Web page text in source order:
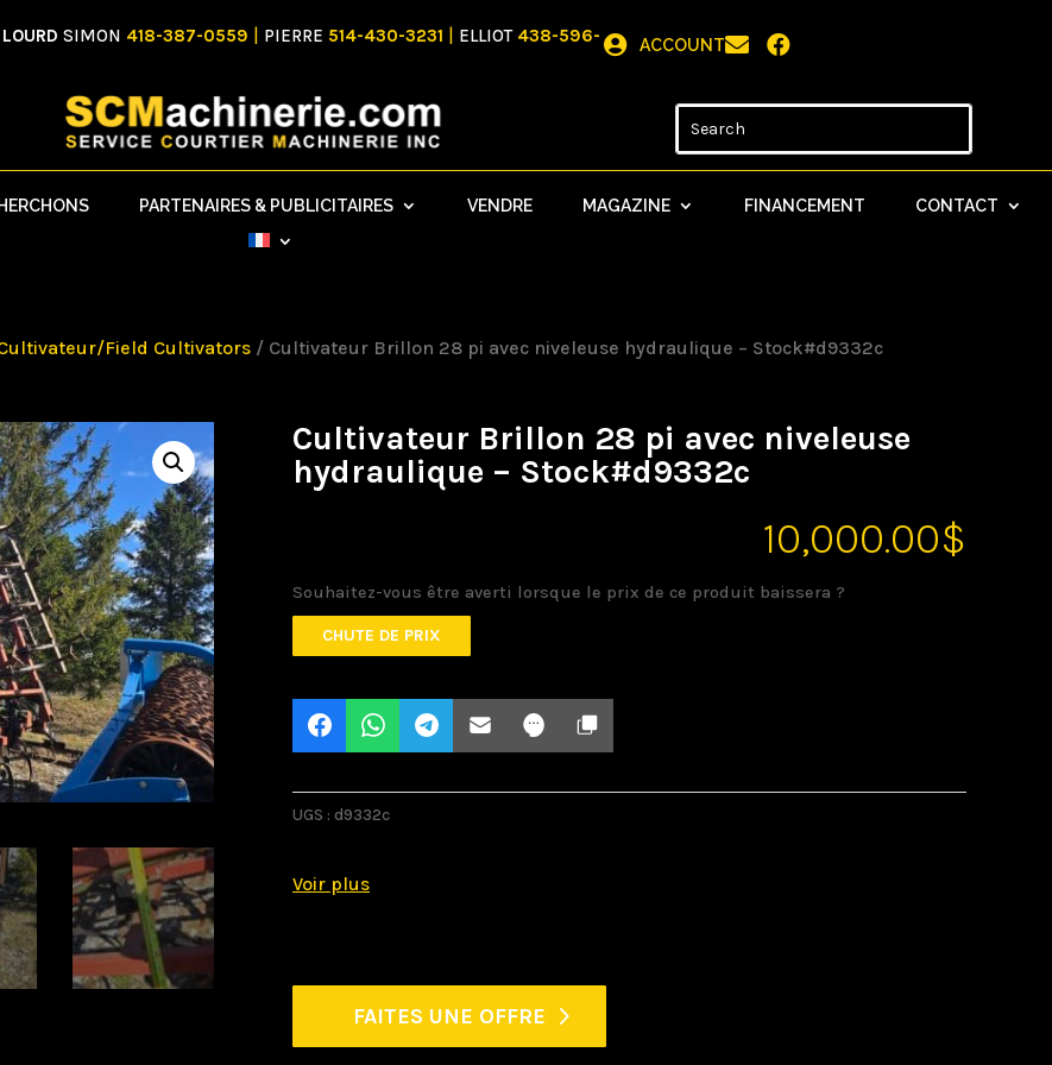
SIMON 418-387-0559 PIERRE 514-430-3231 ELLIOT 438-596-  ACCOUNT 
PARTENAIRES & PUBLICITAIRES VENDRE MAGAZINE FINANCEMENT CONTACT
Field Cultivators / Cultivateur Brillon 28 pi avec niveleuse hydraulique – Stock#d9332c
Cultivateur Brillon 28 pi avec niveleuse
hydraulique – Stock#d9332c
10,000.00$
Souhaitez-vous être averti lorsque le prix de ce produit baissera ?
CHUTE DE PRIX
UGS : d9332c
FAITES UNE OFFRE